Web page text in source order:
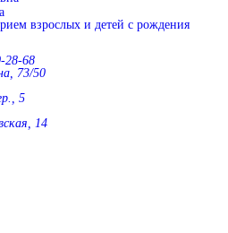
взрослых и детей с рождения
28-68
73/50
5
14